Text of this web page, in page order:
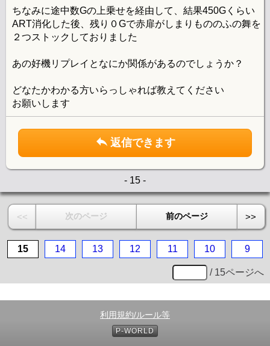
ちなみに途中数Gの上乗せを経由して、結果450Gくらい
ART消化した後、残り０Gで赤扉がしまりもののふの舞を
２つストックしておりました
あの好機リプレイとなにか関係があるのでしょうか？
どなたかわかる方いらっしゃれば教えてください
お願いします
返信できます
- 15 -
<< 次のページ 前のページ >>
15 14 13 12 11 10 9
/ 15ページへ
利用規約/ルール等
P-WORLD